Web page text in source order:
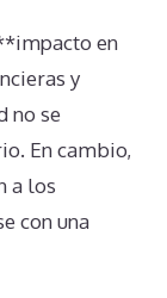
en
y
no se
En cambio,
a los
con una